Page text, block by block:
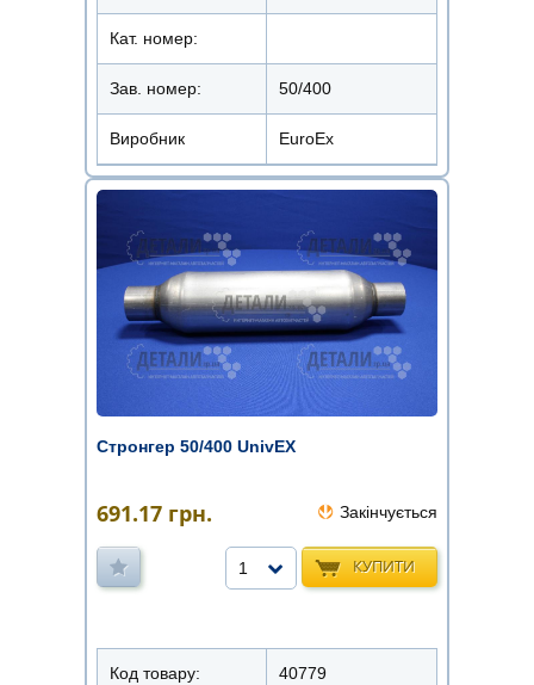
Кат. номер:
Зав. номер: 50/400
Виробник EuroEx
Стронгер 50/400 UnivEX
691.17 грн. Закінчується
КУПИТИ
1
Код товару: 40779